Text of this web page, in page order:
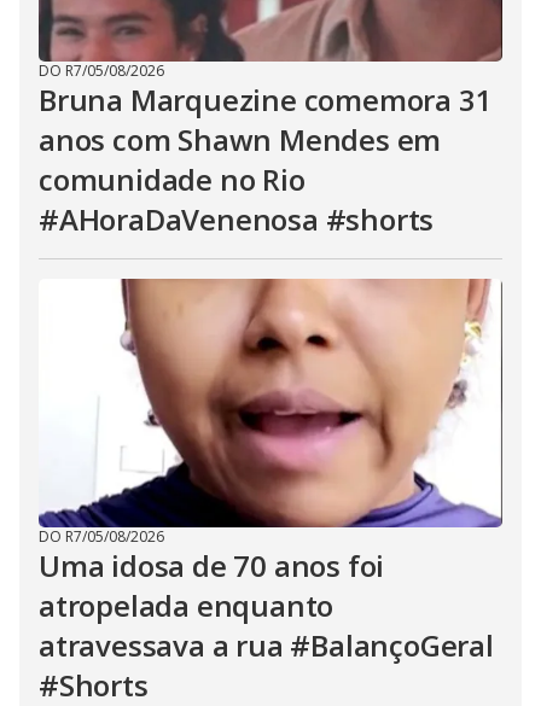
DO R7/05/08/2026
Bruna Marquezine comemora 31
anos com Shawn Mendes em
comunidade no Rio
#AHoraDaVenenosa #shorts
DO R7/05/08/2026
Uma idosa de 70 anos foi
atropelada enquanto
atravessava a rua #BalançoGeral
#Shorts